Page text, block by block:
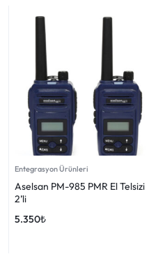
Entegrasyon Ürünleri
Aselsan PM-985 PMR El Telsizi
2’li
5.350₺